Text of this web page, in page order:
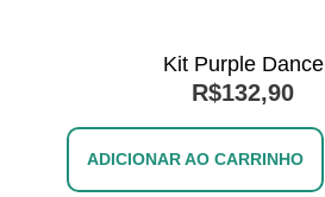
Kit Purple Dance
R$132,90
ADICIONAR AO CARRINHO